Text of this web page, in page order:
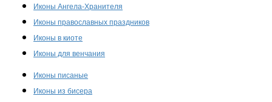
Иконы Ангела-Хранителя
Иконы православных праздников
Иконы в киоте
Иконы для венчания
Иконы писаные
Иконы из бисера